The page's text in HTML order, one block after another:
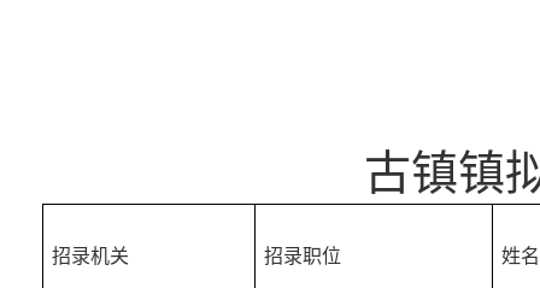
古镇镇
招录机关 招录职位 姓名